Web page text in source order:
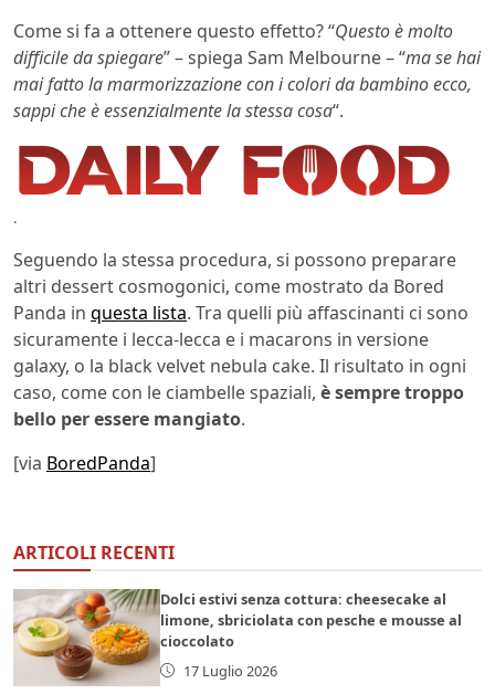
Come si fa a ottenere questo effetto? “Questo è molto
difficile da spiegare” – spiega Sam Melbourne – “ma se hai
mai fatto la marmorizzazione con i colori da bambino ecco,
sappi che è essenzialmente la stessa cosa“.
.
Seguendo la stessa procedura, si possono preparare
altri dessert cosmogonici, come mostrato da Bored
Panda in questa lista. Tra quelli più affascinanti ci sono
sicuramente i lecca-lecca e i macarons in versione
galaxy, o la black velvet nebula cake. Il risultato in ogni
caso, come con le ciambelle spaziali, è sempre troppo
bello per essere mangiato.
[via BoredPanda]
ARTICOLI RECENTI
Dolci estivi senza cottura: cheesecake al
limone, sbriciolata con pesche e mousse al
cioccolato
17 Luglio 2026